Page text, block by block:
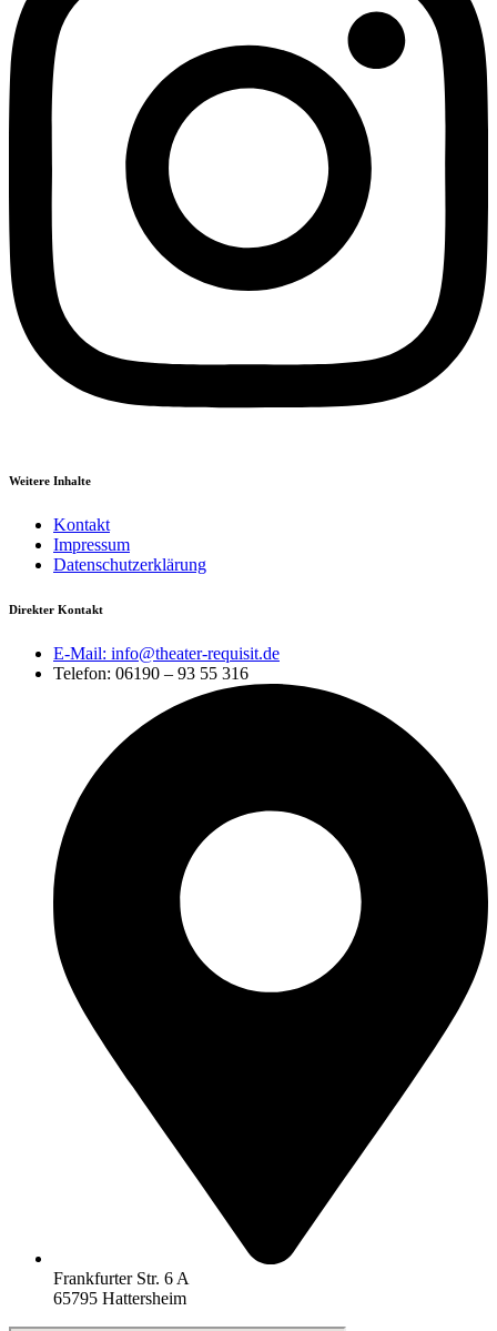
Weitere Inhalte
Kontakt
Impressum
Datenschutzerklärung
Direkter Kontakt
E-Mail: info@theater-requisit.de
Telefon: 06190 – 93 55 316
Frankfurter Str. 6 A
65795 Hattersheim